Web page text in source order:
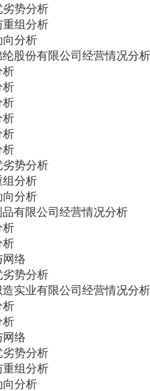
劣势分析
重组分析
向分析
股份有限公司经营情况分析
析
析
析
析
析
析
劣势分析
组分析
向分析
有限公司经营情况分析
析
析
网络
劣势分析
实业有限公司经营情况分析
析
析
网络
劣势分析
重组分析
向分析